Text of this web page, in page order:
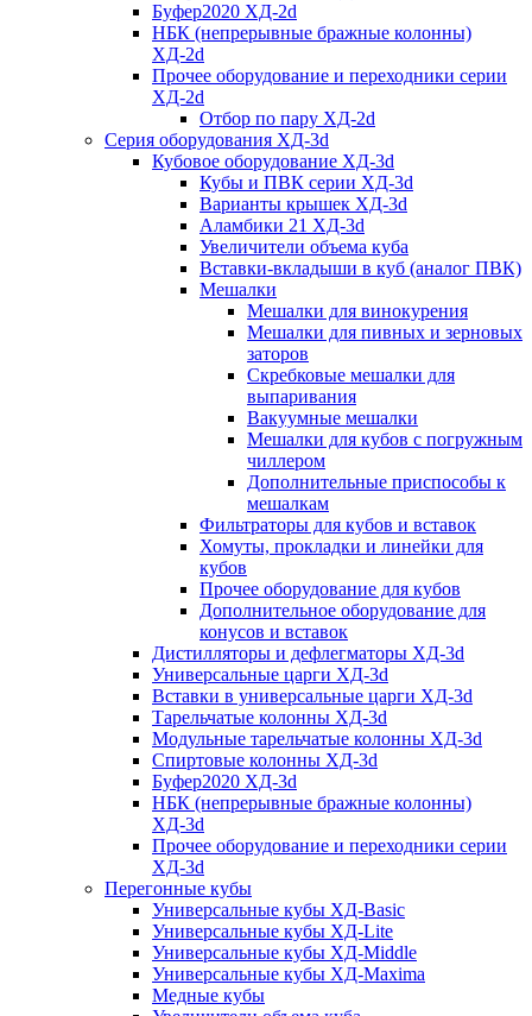
Буфер2020 ХД-2d
НБК (непрерывные бражные колонны)
ХД-2d
Прочее оборудование и переходники серии
ХД-2d
Отбор по пару ХД-2d
Серия оборудования ХД-3d
Кубовое оборудование ХД-3d
Кубы и ПВК серии ХД-3d
Варианты крышек ХД-3d
Аламбики 21 ХД-3d
Увеличители объема куба
Вставки-вкладыши в куб (аналог ПВК)
Мешалки
Мешалки для винокурения
Мешалки для пивных и зерновых
заторов
Скребковые мешалки для
выпаривания
Вакуумные мешалки
Мешалки для кубов с погружным
чиллером
Дополнительные приспособы к
мешалкам
Фильтраторы для кубов и вставок
Хомуты, прокладки и линейки для
кубов
Прочее оборудование для кубов
Дополнительное оборудование для
конусов и вставок
Дистилляторы и дефлегматоры ХД-3d
Универсальные царги ХД-3d
Вставки в универсальные царги ХД-3d
Тарельчатые колонны ХД-3d
Модульные тарельчатые колонны ХД-3d
Спиртовые колонны ХД-3d
Буфер2020 ХД-3d
НБК (непрерывные бражные колонны)
ХД-3d
Прочее оборудование и переходники серии
ХД-3d
Перегонные кубы
Универсальные кубы ХД-Basic
Универсальные кубы ХД-Lite
Универсальные кубы ХД-Middle
Универсальные кубы ХД-Maxima
Медные кубы